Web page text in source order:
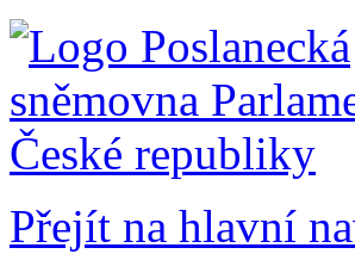
Přejít na hlavní